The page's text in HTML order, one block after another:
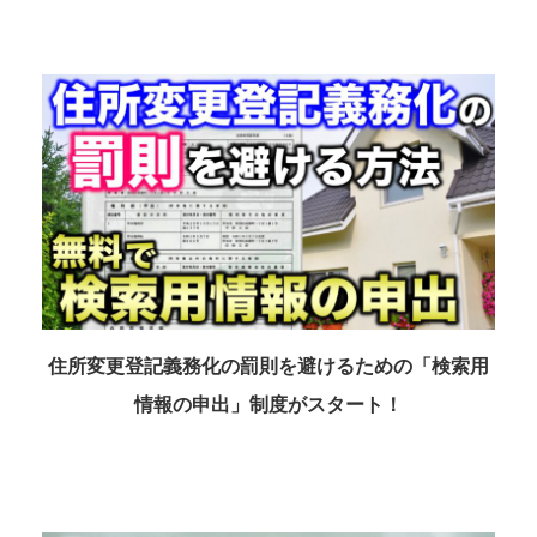
住所変更登記義務化の罰則を避けるための「検索用
情報の申出」制度がスタート！